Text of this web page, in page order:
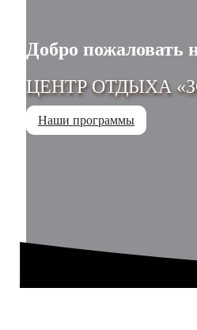
Добро пожаловать
ЦЕНТР ОТДЫХА
Наши программы